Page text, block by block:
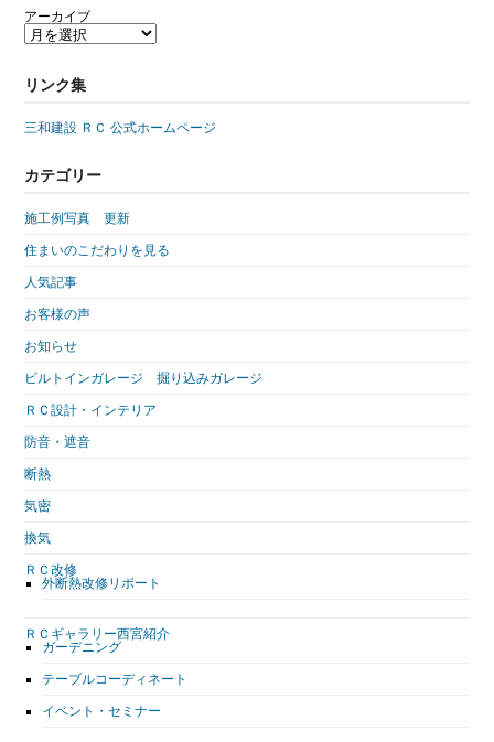
アーカイブ
リンク集
三和建設 ＲＣ 公式ホームページ
カテゴリー
施工例写真 更新
住まいのこだわりを見る
人気記事
お客様の声
お知らせ
ビルトインガレージ 掘り込みガレージ
ＲＣ設計・インテリア
防音・遮音
断熱
気密
換気
ＲＣ改修
外断熱改修リポート
ＲＣギャラリー西宮紹介
ガーデニング
テーブルコーディネート
イベント・セミナー